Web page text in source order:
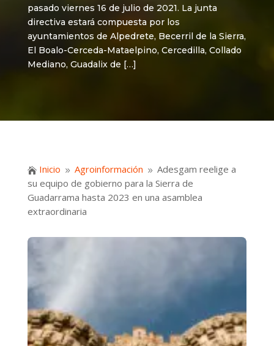
pasado viernes 16 de julio de 2021. La junta
directiva estará compuesta por los
ayuntamientos de Alpedrete, Becerril de la Sierra,
El Boalo-Cerceda-Mataelpino, Cercedilla, Collado
Mediano, Guadalix de […]
 Inicio 9 Agroinformación 9 Adesgam reelige a
su equipo de gobierno para la Sierra de
Guadarrama hasta 2023 en una asamblea
extraordinaria